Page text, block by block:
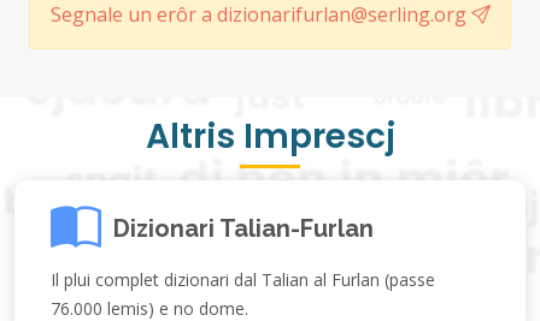
Segnale un erôr a dizionarifurlan@serling.org
Altris Imprescj
Dizionari Talian-Furlan
Il plui complet dizionari dal Talian al Furlan (passe
76.000 lemis) e no dome.